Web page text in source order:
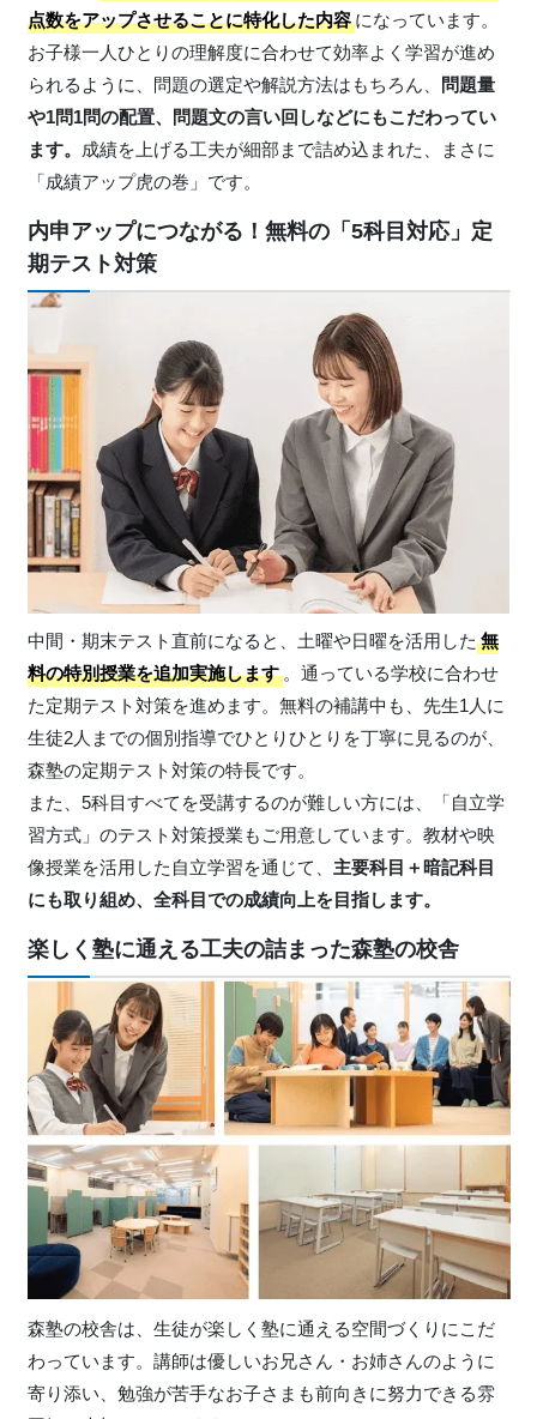
点数をアップさせることに特化した内容になっています。
お子様一人ひとりの理解度に合わせて効率よく学習が進め
られるように、問題の選定や解説方法はもちろん、
問題量
や1問1問の配置、問題文の言い回しなどにもこだわってい
ます。 成績を上げる工夫が細部まで詰め込まれた、まさに
「成績アップ虎の巻」です。
内申アップにつながる！無料の「5科目対応」定
期テスト対策
中間・期末テスト直前になると、土曜や日曜を活用した 無
料の特別授業を追加実施します。通っている学校に合わせ
た定期テスト対策を進めます。無料の補講中も、先生1人に
生徒2人までの個別指導でひとりひとりを丁寧に見るのが、
森塾の定期テスト対策の特長です。
また、5科目すべてを受講するのが難しい方には、「自立学
習方式」のテスト対策授業もご用意しています。教材や映
像授業を活用した自立学習を通じて、 主要科目＋暗記科目
にも取り組め、全科目での成績向上を目指します。
楽しく塾に通える工夫の詰まった森塾の校舎
森塾の校舎は、生徒が楽しく塾に通える空間づくりにこだ
わっています。講師は優しいお兄さん・お姉さんのように
寄り添い、勉強が苦手なお子さまも前向きに努力できる雰